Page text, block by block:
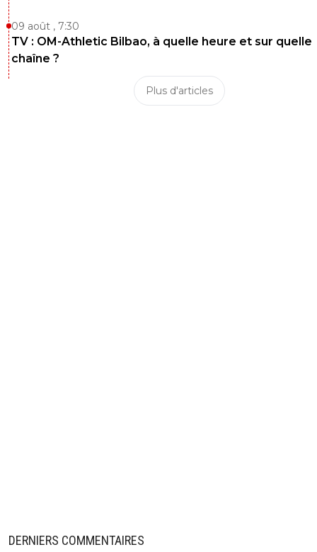
09 août , 7:30
TV : OM-Athletic Bilbao, à quelle heure et sur quelle
chaîne ?
Plus d'articles
DERNIERS COMMENTAIRES